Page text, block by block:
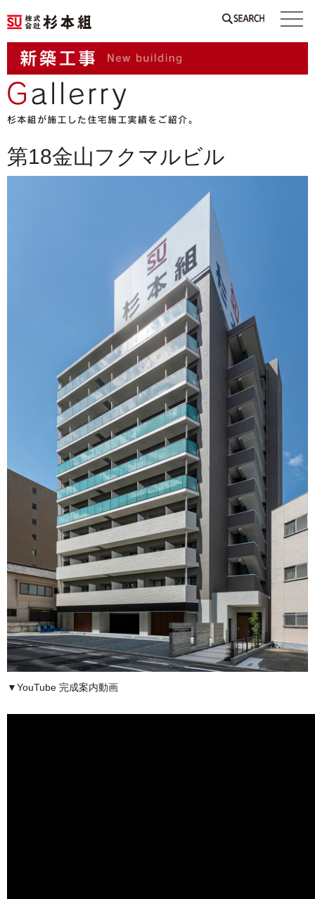
SEARCH
第18金山フクマルビル
▼YouTube 完成案内動画